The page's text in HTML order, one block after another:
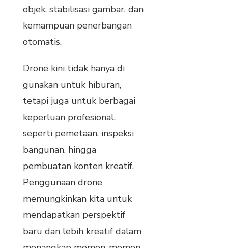
objek, stabilisasi gambar, dan
kemampuan penerbangan
otomatis.
Drone kini tidak hanya di
gunakan untuk hiburan,
tetapi juga untuk berbagai
keperluan profesional,
seperti pemetaan, inspeksi
bangunan, hingga
pembuatan konten kreatif.
Penggunaan drone
memungkinkan kita untuk
mendapatkan perspektif
baru dan lebih kreatif dalam